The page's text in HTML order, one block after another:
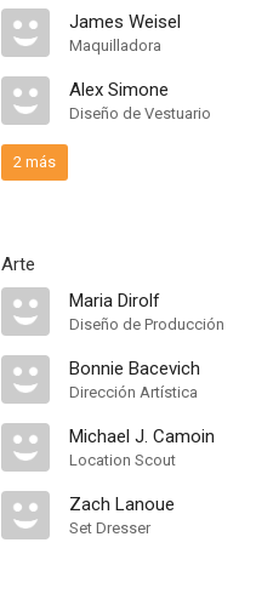
James Weisel
Maquilladora
Alex Simone
Diseño de Vestuario
2 más
Arte
Maria Dirolf
Diseño de Producción
Bonnie Bacevich
Dirección Artística
Michael J. Camoin
Location Scout
Zach Lanoue
Set Dresser